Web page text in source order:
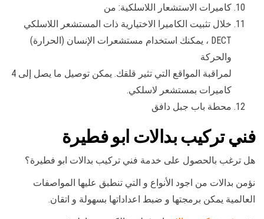
كاميرات الاستشعار اللاسلكية: من
خلال تثبيت الكاميرا الاختيارية ذات المستشعر اللاسلكي
DECT ، يمكنك استخدام مستشعرات الإنسان (الحرارة)
والحركة
لمراقبة المواقع التي تثير قلقك. يمكن توصيل ما يصل إلى 4
كاميرات بمستشعر لاسلكي.
محطة باب جبل دافق
فني تركيب بدالات ابو فطيرة
هل ترغب بالحصول على خدمة فني تركيب بدالات ابو فطيرة؟
نؤمن بدالات من اجود الأنواع و التي تنطبق عليها المواصفات
العالمية يمكن برمجتها و ضبط اعداداتها بسهولة و اتقان.